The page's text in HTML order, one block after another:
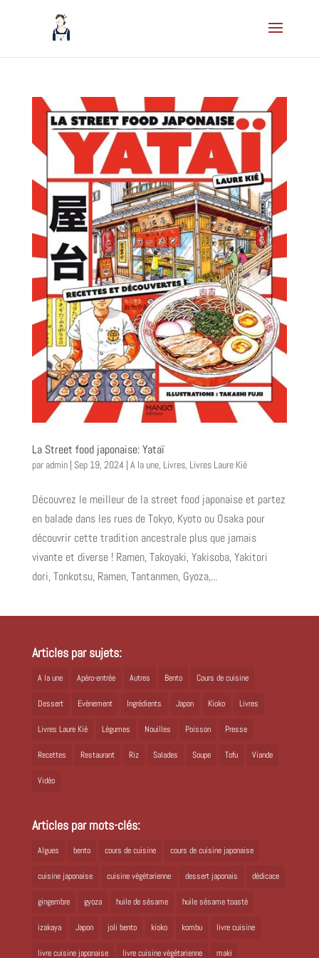
La Street food japonaise: Yataï
par admin| Sep 19, 2024 | A la une, Livres, Livres Laure Kié
Découvrez le meilleur de la street food japonaise et partez
en balade dans les rues de Tokyo, Kyoto ou Osaka pour
découvrir cette tradition ancestrale plus que jamais
vivante et diverse ! Ramen, Takoyaki, Yakisoba, Yakitori
dori, Tonkotsu, Ramen, Tantanmen, Gyoza,...
Articles par sujets:
A la une Apéro-entrée Autres Bento Cours de cuisine
Dessert Evènement Ingrédients Japon Kioko Livres
Livres Laure Kié Légumes Nouilles Poisson Presse
Recettes Restaurant Riz Salades Soupe Tofu Viande
Vidéo
Articles par mots-clés:
Algues bento cours de cuisine cours de cuisine japonaise
cuisine japonaise cuisine végétarienne dessert japonais dédicace
gingembre gyoza huile de sésame huile sésame toasté
izakaya Japon joli bento kioko kombu livre cuisine
livre cuisine japonaise livre cuisine végétarienne maki